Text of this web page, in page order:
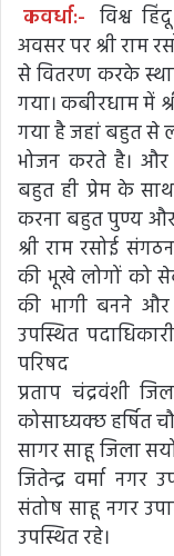
कवर्धा:- विश्व
अवसर पर श्री राम
से वितरण करके
गया। कबीरधाम में
गया है जहां बहुत से
भोजन करते है।
बहुत ही प्रेम के
करना बहुत पुण्य और
श्री राम रसोई
की भूखे लोगों को
की भागी बनने और
उपस्थित
परिषद
प्रताप चंद्रवंशी
कोसाध्यक्छ
सागर साहू जिला
जितेन्द्र वर्मा नगर
संतोष साहू नगर
उपस्थित रहे।